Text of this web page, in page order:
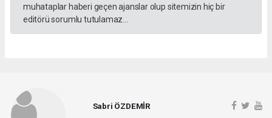
muhataplar haberi geçen ajanslar olup sitemizin hiç bir
editörü sorumlu tutulamaz...
Sabri ÖZDEMİR